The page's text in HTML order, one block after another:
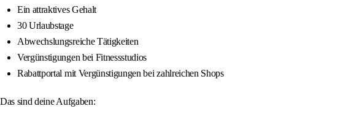
Ein attraktives Gehalt
30 Urlaubstage
Abwechslungsreiche Tätigkeiten
Vergünstigungen bei Fitnessstudios
Rabattportal mit Vergünstigungen bei zahlreichen Shops
Das sind deine Aufgaben: